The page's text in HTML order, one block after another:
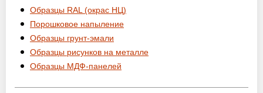
Образцы RAL (окрас НЦ)
Порошковое напыление
Образцы грунт-эмали
Образцы рисунков на металле
Образцы МДФ-панелей